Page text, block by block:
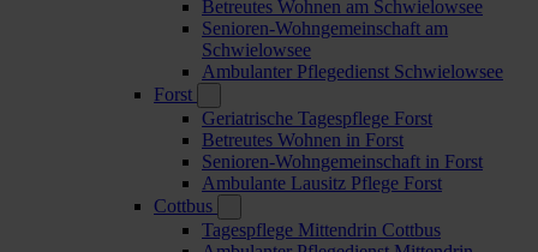
Betreutes Wohnen am Schwielowsee
Senioren-Wohngemeinschaft am
Schwielowsee
Ambulanter Pflegedienst Schwielowsee
Forst
Geriatrische Tagespflege Forst
Betreutes Wohnen in Forst
Senioren-Wohngemeinschaft in Forst
Ambulante Lausitz Pflege Forst
Cottbus
Tagespflege Mittendrin Cottbus